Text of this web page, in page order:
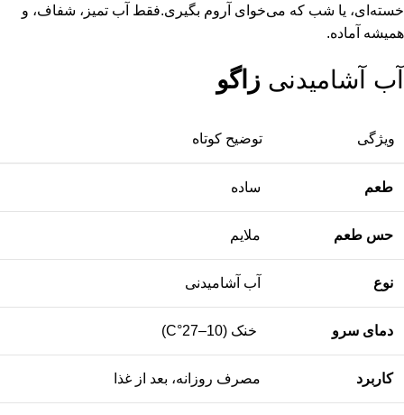
خسته‌ای، یا شب که می‌خوای آروم بگیری.فقط آب تمیز، شفاف، و
همیشه آماده.
آب آشامیدنی زاگو
ویژگی توضیح کوتاه
طعم ساده
حس طعم ملایم
نوع آب آشامیدنی
دمای سرو خنک (10–27°C)
کاربرد مصرف روزانه، بعد از غذا